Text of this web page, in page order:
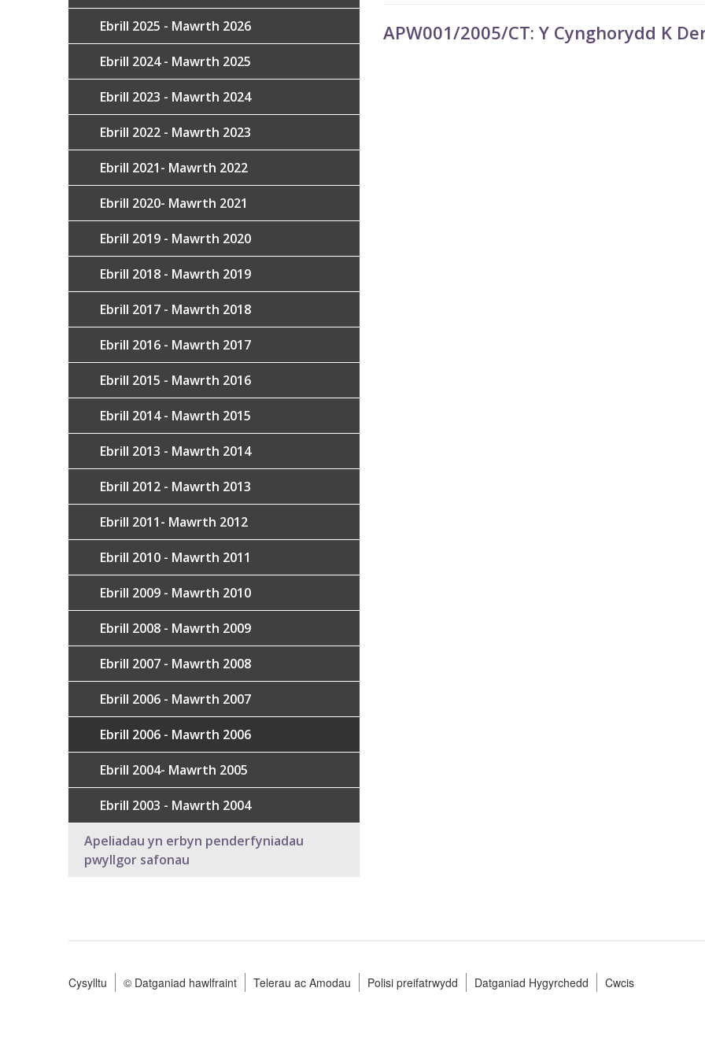
APW001/2005/CT: Y Cynghorydd K
Ebrill 2025 - Mawrth 2026
Ebrill 2024 - Mawrth 2025
Ebrill 2023 - Mawrth 2024
Ebrill 2022 - Mawrth 2023
Ebrill 2021- Mawrth 2022
Ebrill 2020- Mawrth 2021
Ebrill 2019 - Mawrth 2020
Ebrill 2018 - Mawrth 2019
Ebrill 2017 - Mawrth 2018
Ebrill 2016 - Mawrth 2017
Ebrill 2015 - Mawrth 2016
Ebrill 2014 - Mawrth 2015
Ebrill 2013 - Mawrth 2014
Ebrill 2012 - Mawrth 2013
Ebrill 2011- Mawrth 2012
Ebrill 2010 - Mawrth 2011
Ebrill 2009 - Mawrth 2010
Ebrill 2008 - Mawrth 2009
Ebrill 2007 - Mawrth 2008
Ebrill 2006 - Mawrth 2007
Ebrill 2006 - Mawrth 2006
Ebrill 2004- Mawrth 2005
Ebrill 2003 - Mawrth 2004
Apeliadau yn erbyn penderfyniadau
pwyllgor safonau
Footer
Cysylltu © Datganiad hawlfraint Telerau ac Amodau Polisi preifatrwydd Datganiad Hygyrchedd Cwcis